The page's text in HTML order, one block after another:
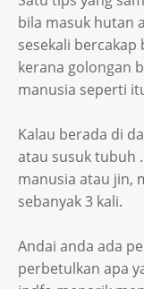
bila masuk hutan
sesekali
kerana golongan
manusia seperti
Kalau berada di
atau susuk tubuh
manusia atau jin,
sebanyak 3 kali.
Andai anda ada
perbetulkan apa